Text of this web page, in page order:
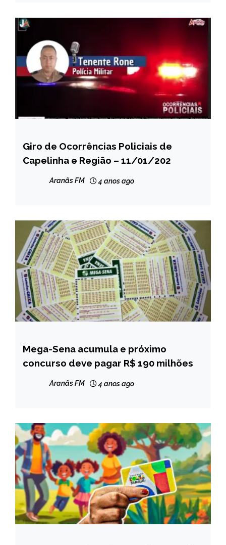
CAPELINHA
Giro de Ocorrências Policiais de
Capelinha e Região – 11/01/202
Aranãs FM 4 anos ago
BRASIL
NOTÍCIAS
Mega-Sena acumula e próximo
concurso deve pagar R$ 190 milhões
Aranãs FM 4 anos ago